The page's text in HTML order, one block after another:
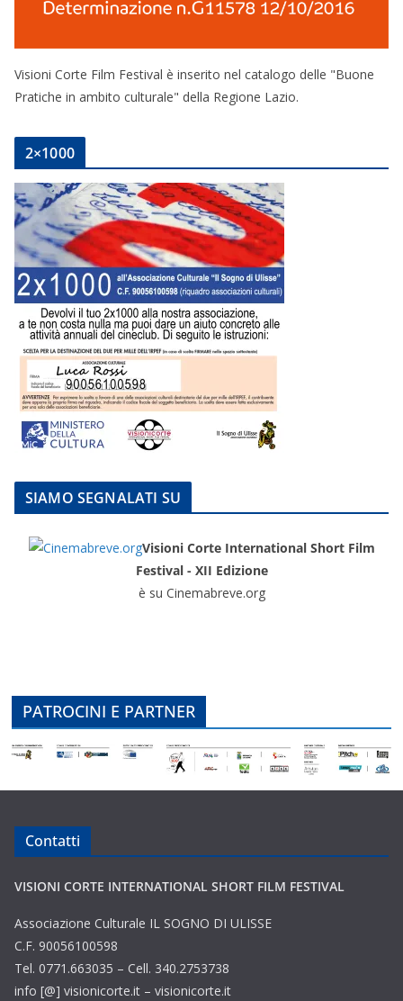
Visioni Corte Film Festival è inserito nel catalogo delle "Buone
Pratiche in ambito culturale" della Regione Lazio.
2×1000
SIAMO SEGNALATI SU
Visioni Corte International Short Film
Festival - XII Edizione
è su Cinemabreve.org
PATROCINI E PARTNER
Contatti
VISIONI CORTE INTERNATIONAL SHORT FILM FESTIVAL
Associazione Culturale IL SOGNO DI ULISSE
C.F. 90056100598
Tel. 0771.663035 – Cell. 340.2753738
info [@] visionicorte.it – visionicorte.it